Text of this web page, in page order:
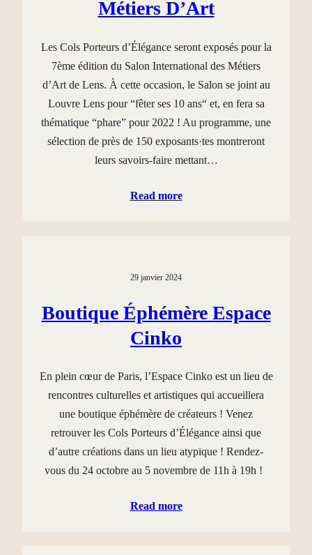
Métiers D’Art
Les Cols Porteurs d’Élégance seront exposés pour la
7ème édition du Salon International des Métiers
d’Art de Lens. À cette occasion, le Salon se joint au
Louvre Lens pour “fêter ses 10 ans“ et, en fera sa
thématique “phare” pour 2022 ! Au programme, une
sélection de près de 150 exposants·tes montreront
leurs savoirs-faire mettant…
Read more
29 janvier 2024
Boutique Éphémère Espace
Cinko
En plein cœur de Paris, l’Espace Cinko est un lieu de
rencontres culturelles et artistiques qui accueillera
une boutique éphémère de créateurs ! Venez
retrouver les Cols Porteurs d’Élégance ainsi que
d’autre créations dans un lieu atypique ! Rendez-
vous du 24 octobre au 5 novembre de 11h à 19h !
Read more